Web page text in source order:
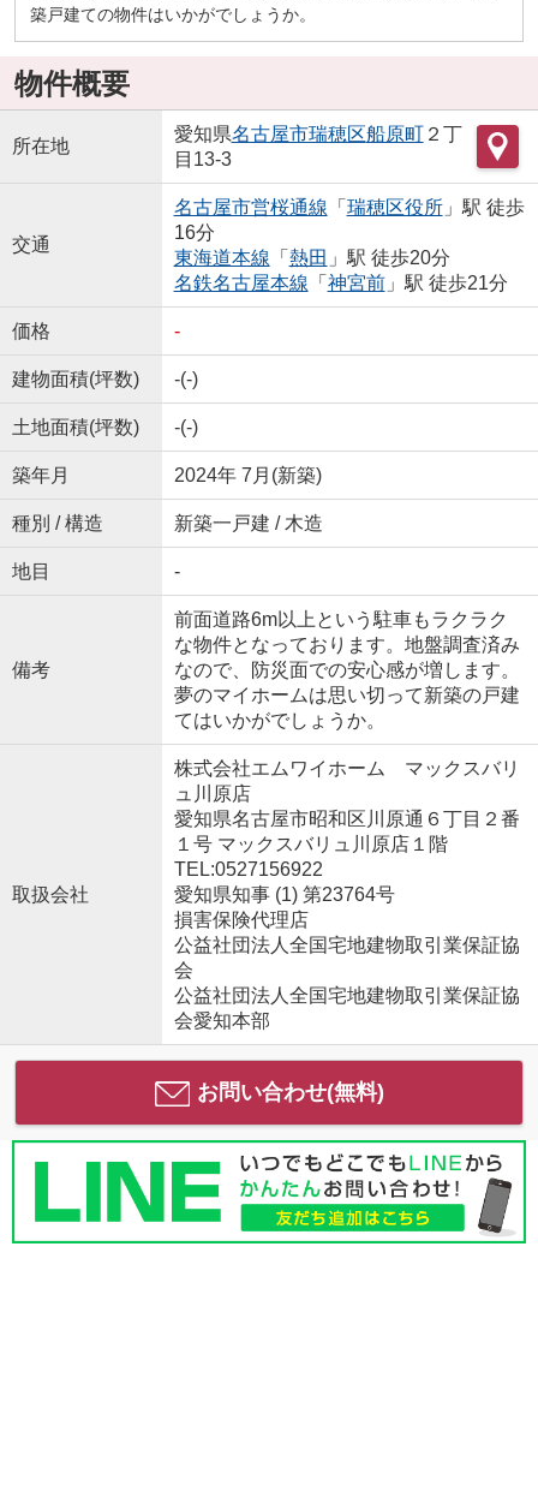
築戸建ての物件はいかがでしょうか。
物件概要
所在地
愛知県名古屋市瑞穂区船原町２丁
目13-3
交通
名古屋市営桜通線 「 瑞穂区役所」駅 徒歩
16分
東海道本線 「 熱田 」駅 徒歩20分
名鉄名古屋本線 「 神宮前」駅 徒歩21分
価格 -
建物面積(坪数) -(-)
土地面積(坪数) -(-)
築年月 2024年 7月(新築)
種別 / 構造 新築一戸建 / 木造
地目 -
備考
前面道路6m以上という駐車もラクラク
な物件となっております。地盤調査済み
なので、防災面での安心感が増します。
夢のマイホームは思い切って新築の戸建
てはいかがでしょうか。
取扱会社
株式会社エムワイホーム マックスバリ
ュ川原店
愛知県名古屋市昭和区川原通６丁目２番
１号 マックスバリュ川原店１階
TEL:0527156922
愛知県知事 (1) 第23764号
損害保険代理店
公益社団法人全国宅地建物取引業保証協
会
公益社団法人全国宅地建物取引業保証協
会愛知本部
お問い合わせ(無料)